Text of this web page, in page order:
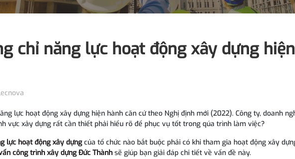
chỉ năng lực hoạt động xây dựng hiện
lực hoạt động xây dựng hiện hành căn cứ theo Nghị định mới (2022). Công ty, doanh
vực xây dựng rất cần thiết phải hiểu rõ để phục vụ tốt trong qúa trình làm việc?
lực hoạt động xây dựngcủa tổ chức nào bắt buộc phải có khi tham gia hoạt động xây
công trình xây dựng Đức Thành sẽ giúp bạn giải đáp chi tiết về vấn đề này.